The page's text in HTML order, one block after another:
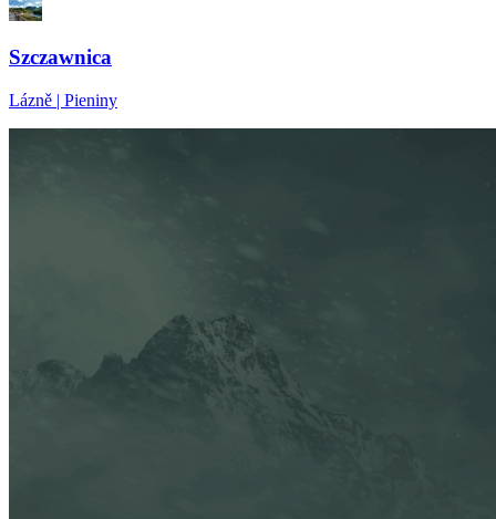
Szczawnica
Lázně | Pieniny